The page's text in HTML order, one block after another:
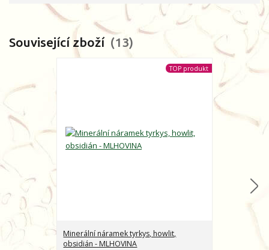
Související zboží 13
TOP produkt
Minerální náramek tyrkys, howlit,
obsidián - MLHOVINA